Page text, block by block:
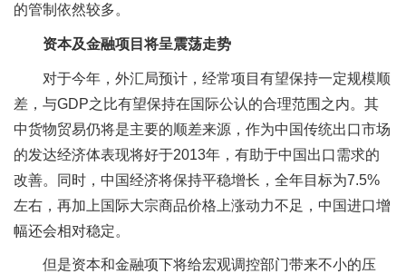
的管制依然较多。
资本及金融项目将呈震荡走势
对于今年，外汇局预计，经常项目有望保持一定规模顺
差，与GDP之比有望保持在国际公认的合理范围之内。其
中货物贸易仍将是主要的顺差来源，作为中国传统出口市场
的发达经济体表现将好于2013年，有助于中国出口需求的
改善。同时，中国经济将保持平稳增长，全年目标为7.5%
左右，再加上国际大宗商品价格上涨动力不足，中国进口增
幅还会相对稳定。
但是资本和金融项下将给宏观调控部门带来不小的压